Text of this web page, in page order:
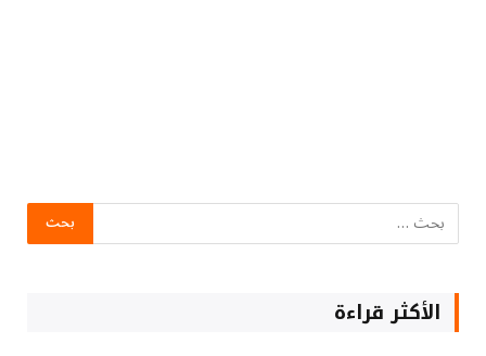
الأكثر قراءة